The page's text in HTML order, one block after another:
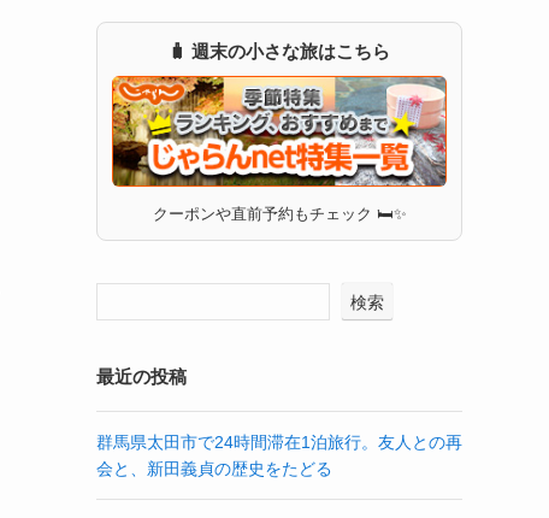
🧳 週末の小さな旅はこちら
クーポンや直前予約もチェック 🛏✨
検索
最近の投稿
群馬県太田市で24時間滞在1泊旅行。友人との再
会と、新田義貞の歴史をたどる